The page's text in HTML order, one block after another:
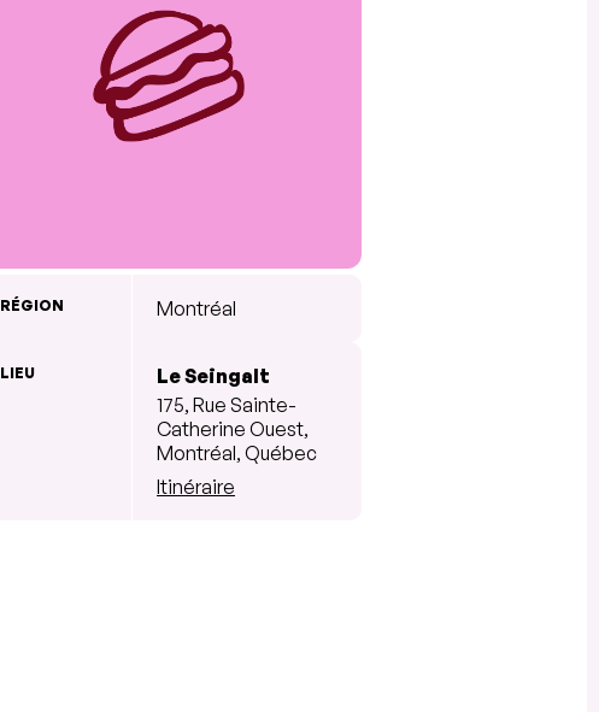
RÉGION Montréal
LIEU
Le Seingalt
175, Rue Sainte-
Catherine Ouest,
Montréal, Québec
Itinéraire